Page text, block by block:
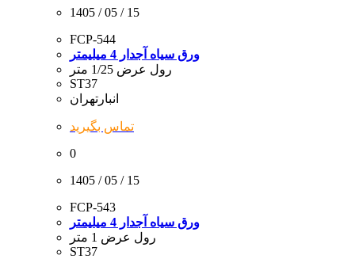
1405 / 05 / 15
FCP-544
ورق سیاه آجدار 4 میلیمتر
رول عرض 1/25 متر
ST37
انبارتهران
تماس بگیرید
0
1405 / 05 / 15
FCP-543
ورق سیاه آجدار 4 میلیمتر
رول عرض 1 متر
ST37